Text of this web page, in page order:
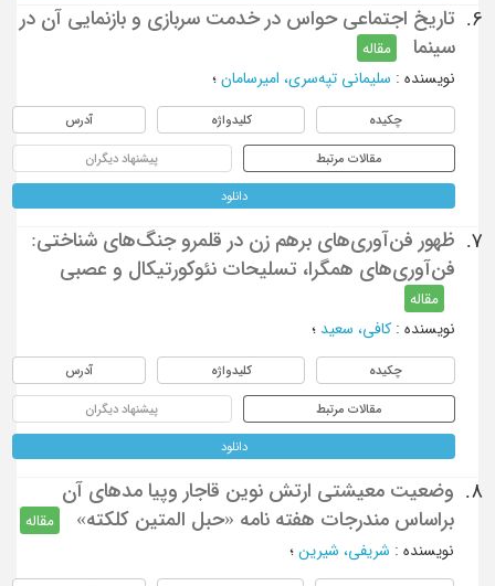
6.
تاریخ اجتماعی حواس در خدمت سربازی و بازنمایی آن در
سینما
مقاله
نویسنده: سلیمانی تپه‌سری، امیرسامان؛
چکیده کلیدواژه آدرس
مقالات مرتبط پیشنهاد دیگران
دانلود
7.
ظهور فن‌آوری‌های برهم زن در قلمرو جنگ‌های شناختی:
فن‌آوری‌های همگرا، تسلیحات نئوکورتیکال و عصبی
مقاله
نویسنده: کافی، سعید؛
چکیده کلیدواژه آدرس
مقالات مرتبط پیشنهاد دیگران
دانلود
8.
وضعیت معیشتی ارتش نوین قاجار وپيا مدهاي آن
براساس مندرجات هفته نامه «حبل المتین کلکته»
مقاله
نویسنده: شریفی، شیرین؛